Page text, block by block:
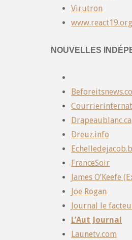
Virutron
www.react19.org
NOUVELLES
Drapeaublanc.ca
Dreuz.info
FranceSoir
James O’Keefe
Joe Rogan
Journal le
L’Aut Journal
Launetv.com